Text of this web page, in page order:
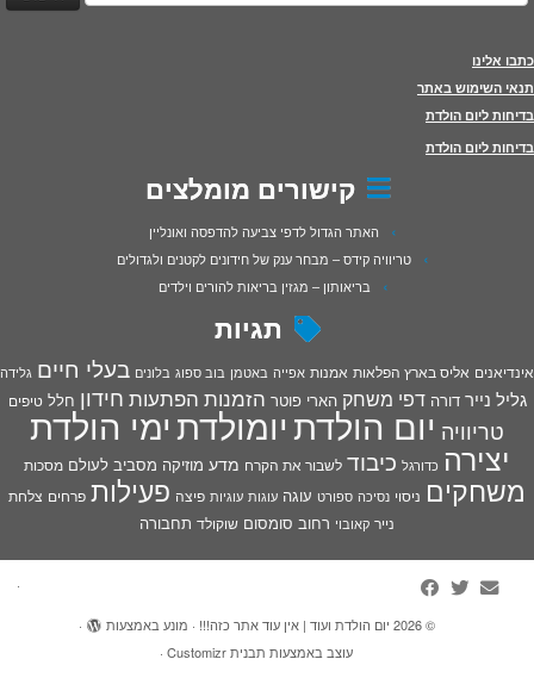
כתבו אלינו
תנאי השימוש באתר
בדיחות ליום הולדת
בדיחות ליום הולדת
קישורים מומלצים
האתר הגדול לדפי צביעה להדפסה ואונליין
טריוויה קידס – מבחר ענק של חידונים לקטנים ולגדולים
בריאותון – מגזין בריאות להורים וילדים
תגיות
אינדיאנים אליס בארץ הפלאות אמנות אפייה באטמן בוב ספוג בלונים בעלי חיים גלידה
גליל נייר דורה דפי משחק הארי פוטר הזמנות הפתעות חידון חלל טיפים
טריוויה יום הולדתיומולדתימי הולדת
יצירה כדורגל כיבוד לשבור את הקרח מדע מוזיקה מסביב לעולם מסכות
משחקים ניסוי נסיכה ספורט עוגה עוגות עוגיות פיצה פעילות פרחים צלחת
נייר קאובוי רחוב סומסום שוקולד תחבורה
·
© 2026 יום הולדת ועוד | אין עוד אתר כזה!!! · מונע באמצעות
·
עוצב באמצעות תבנית Customizr ·